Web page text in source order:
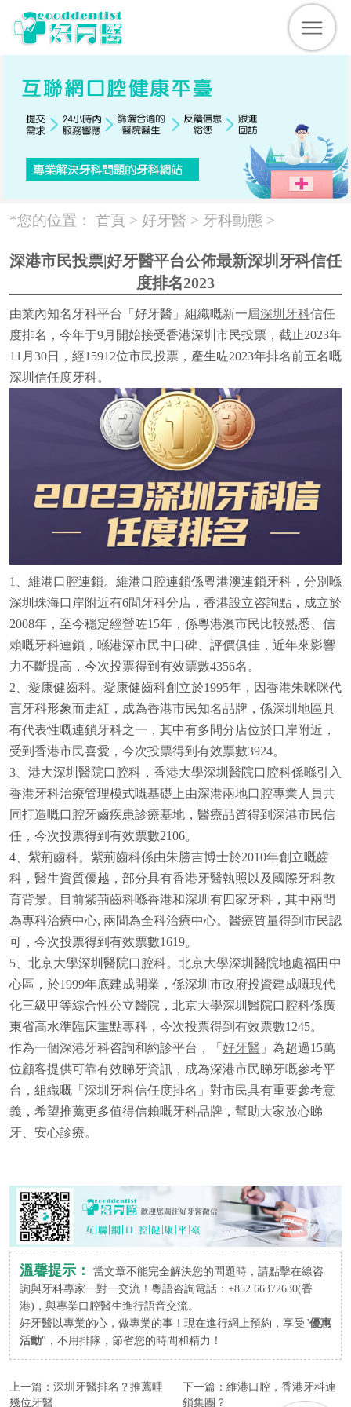
*您的位置： 首頁 > 好牙醫 > 牙科動態 >
深港市民投票|好牙醫平台公佈最新深圳牙科信任
度排名2023
由業內知名牙科平台「好牙醫」組織嘅新一屆深圳牙科信任
度排名，今年于9月開始接受香港深圳市民投票，截止2023年
11月30日，經15912位市民投票，產生咗2023年排名前五名嘅
深圳信任度牙科。
1、維港口腔連鎖。維港口腔連鎖係粵港澳連鎖牙科，分別喺
深圳珠海口岸附近有6間牙科分店，香港設立咨詢點，成立於
2008年，至今穩定經營咗15年，係粵港澳市民比較熟悉、信
賴嘅牙科連鎖，喺港深市民中口碑、評價俱佳，近年來影響
力不斷提高，今次投票得到有效票數4356名。
2、愛康健齒科。愛康健齒科創立於1995年，因香港朱咪咪代
言牙科形象而走紅，成為香港市民知名品牌，係深圳地區具
有代表性嘅連鎖牙科之一，其中有多間分店位於口岸附近，
受到香港市民喜愛，今次投票得到有效票數3924。
3、港大深圳醫院口腔科，香港大學深圳醫院口腔科係喺引入
香港牙科治療管理模式嘅基礎上由深港兩地口腔專業人員共
同打造嘅口腔牙齒疾患診療基地，醫療品質得到深港市民信
任，今次投票得到有效票數2106。
4、紫荊齒科。紫荊齒科係由朱勝吉博士於2010年創立嘅齒
科，醫生資質優越，部分具有香港牙醫執照以及國際牙科教
育背景。目前紫荊齒科喺香港和深圳有四家牙科，其中兩間
為專科治療中心, 兩間為全科治療中心。醫療質量得到市民認
可，今次投票得到有效票數1619。
5、北京大學深圳醫院口腔科。北京大學深圳醫院地處福田中
心區，於1999年底建成開業，係深圳市政府投資建成嘅現代
化三級甲等綜合性公立醫院，北京大學深圳醫院口腔科係廣
東省高水準臨床重點專科，今次投票得到有效票數1245。
作為一個深港牙科咨詢和約診平台，「 好牙醫 」為超過15萬
位顧客提供可靠有效睇牙資訊，成為深港市民睇牙嘅參考平
台，組織嘅「深圳牙科信任度排名」對市民具有重要參考意
義，希望推薦更多值得信賴嘅牙科品牌，幫助大家放心睇
牙、安心診療。
溫馨提示：
當文章不能完全解決您的問題時，請點擊在線咨
詢與牙科專家一對一交流！粵語咨詢電話：+852 66372630(香
港)，與專業口腔醫生進行語音交流。
好牙醫以專業的心，做專業的事！現在進行網上預約，享受"優惠
活動"，不用排隊，節省您的時間和精力！
上一篇： 深圳牙醫排名？推薦哩
幾位牙醫
下一篇： 維港口腔，香港牙科連
鎖集團？